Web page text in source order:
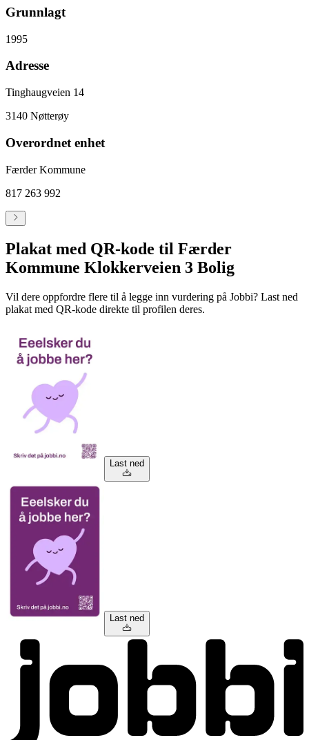
Grunnlagt
1995
Adresse
Tinghaugveien 14
3140 Nøtterøy
Overordnet enhet
Færder Kommune
817 263 992
Plakat med QR-kode til Færder
Kommune Klokkerveien 3 Bolig
Vil dere oppfordre flere til å legge inn vurdering på Jobbi? Last ned
plakat med QR-kode direkte til profilen deres.
Last ned
Last ned